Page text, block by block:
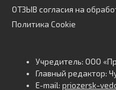
ОТЗЫВ согласия на
Политика Cookie
Учредитель: ООО
Главный редактор:
E-mail: priozersk-